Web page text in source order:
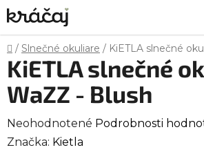
Prejsť
na
obsah
Domov
/ Slnečné okuliare / KiETLA slnečné
KiETLA slnečné
WaZZ - Blush
Priemerné
hodnotenie
Neohodnotené Podrobnosti
Značka: Kietla